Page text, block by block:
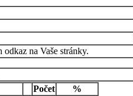
na Vaše stránky.
Počet
%